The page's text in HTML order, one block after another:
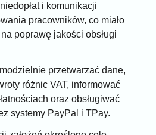
i komunikacji
pracowników, co miało
poprawę jakości obsługi
przetwarzać dane,
różnic VAT, informować
oraz obsługiwać
systemy PayPal i TPay.